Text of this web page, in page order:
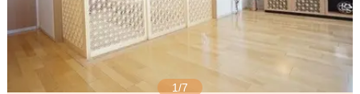
1/7